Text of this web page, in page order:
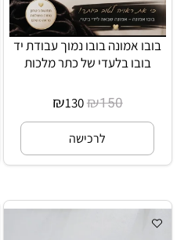
בובו אמונה בובו נמוך עבודת יד
בובו בלעדי של כתר מלכות
₪150
₪130
לרכישה